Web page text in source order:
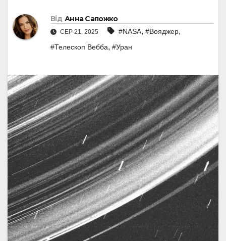
Від Анна Сапожко
СЕР 21, 2025 #NASA, #Вояджер,
#Телескоп Вебба, #Уран